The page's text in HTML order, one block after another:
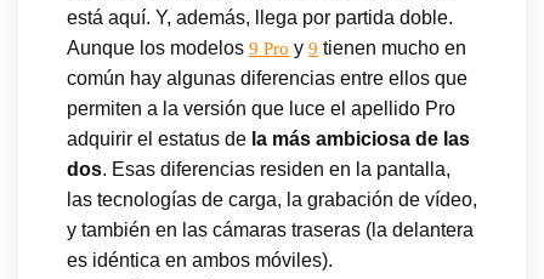
está aquí. Y, además, llega por partida doble.
Aunque los modelos 9 Pro y 9 tienen mucho en
común hay algunas diferencias entre ellos que
permiten a la versión que luce el apellido Pro
adquirir el estatus de la más ambiciosa de las
dos. Esas diferencias residen en la pantalla,
las tecnologías de carga, la grabación de vídeo,
y también en las cámaras traseras (la delantera
es idéntica en ambos móviles).